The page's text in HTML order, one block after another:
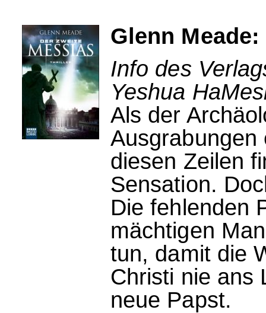
Glenn
Info des
Yeshua
Als der
Ausgrabungen
diesen Zeilen
Sensation.
Die fehlenden
mächtigen
tun, damit die
Christi nie ans
neue Papst.